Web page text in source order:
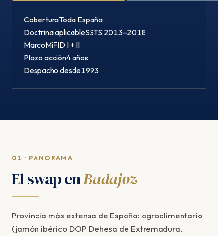
CoberturaToda España
Doctrina aplicableSSTS 2013–2018
MarcoMiFID I + II
Plazo acción4 años
Despacho desde1993
01 · PANORAMA
El swap enBadajoz
Provincia más extensa de España: agroalimentario
(jamón ibérico DOP Dehesa de Extremadura,